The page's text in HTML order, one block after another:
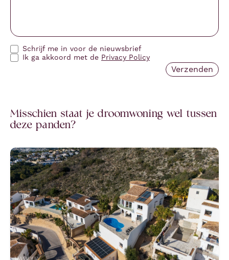
Schrijf me in voor de nieuwsbrief
Ik ga akkoord met de Privacy Policy
Misschien staat je droomwoning wel tussen
deze panden?